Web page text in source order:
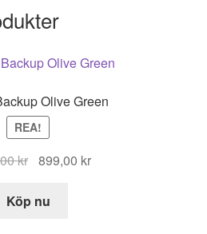
Olive Green
REA!
kr Det
priset
899,00 krDet
Köp nu